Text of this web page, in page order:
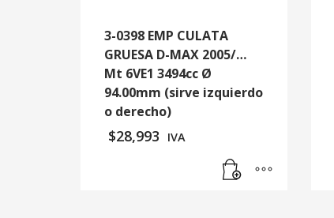
3-0398 EMP CULATA
GRUESA D-MAX 2005/…
Mt 6VE1 3494cc Ø
94.00mm (sirve izquierdo
o derecho)
$28,993 IVA